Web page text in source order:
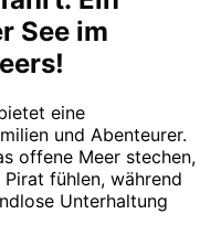
See im
eine
und Abenteurer.
offene Meer stechen,
fühlen, während
Unterhaltung